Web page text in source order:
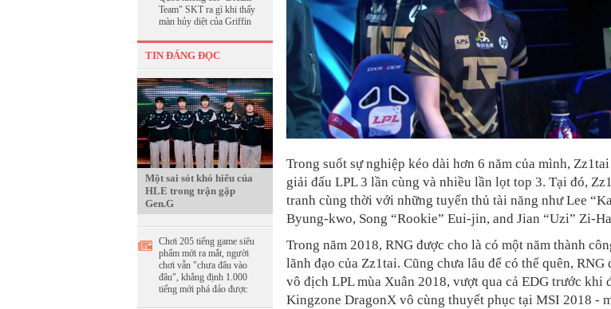
Team" SKT ra gì khi thấy
màn hủy diệt của Griffin
TIN ĐÁNG ĐỌC
Một sai sót khó hiểu của
HLE trong trận gặp
Gen.G
Chơi 205 tiếng game siêu
phẩm mới ra mắt, người
chơi vẫn "chưa đâu vào
đâu", khẳng định 1.000
tiếng mới phá đảo được
Trong suốt sự nghiệp kéo dài hơn 6 năm của mình,
giải đấu LPL 3 lần cùng và nhiều lần lọt top 3. Tại đó,
tranh cùng thời với những tuyển thủ tài năng như Lee
Byung-kwo, Song “Rookie” Eui-jin, and Jian “Uzi” Zi-
Trong năm 2018, RNG được cho là có một năm thành
lãnh đạo của Zz1tai. Cũng chưa lâu để có thể quên, RNG
vô địch LPL mùa Xuân 2018, vượt qua cả EDG trước khi
Kingzone DragonX vô cùng thuyết phục tại MSI 2018 -